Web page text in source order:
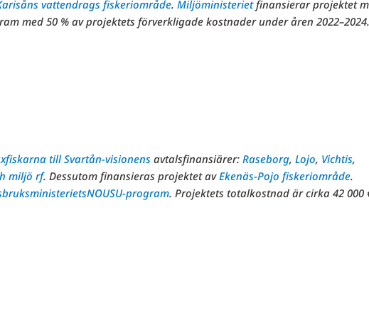
vattendrags fiskeriområde. Miljöministerietfinansierar projektet
med 50 % av projektets förverkligade kostnader under åren 2022–2024.
till Svartån-visionensavtalsfinansiärer: Raseborg, Lojo, Vichtis,
miljö rf. Dessutom finansieras projektet avEkenäs-Pojo fiskeriområde.
NOUSU-program. Projektets totalkostnad är cirka 42 000